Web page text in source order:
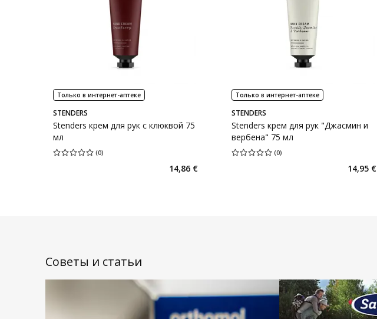
Только в интернет-аптеке
STENDERS
Stenders крем для рук с клюквой 75
мл
(0)
Средняя оценка 0.00
14,86 €
Только в интернет-аптеке
STENDERS
Stenders крем для рук "Джасмин и
вербена" 75 мл
(0)
Средняя оценка 0.00
14,95 €
Советы и статьи